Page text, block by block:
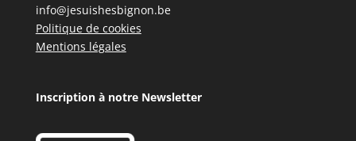
info@jesuishesbignon.be
Politique de cookies
Mentions légales
Inscription à notre Newsletter